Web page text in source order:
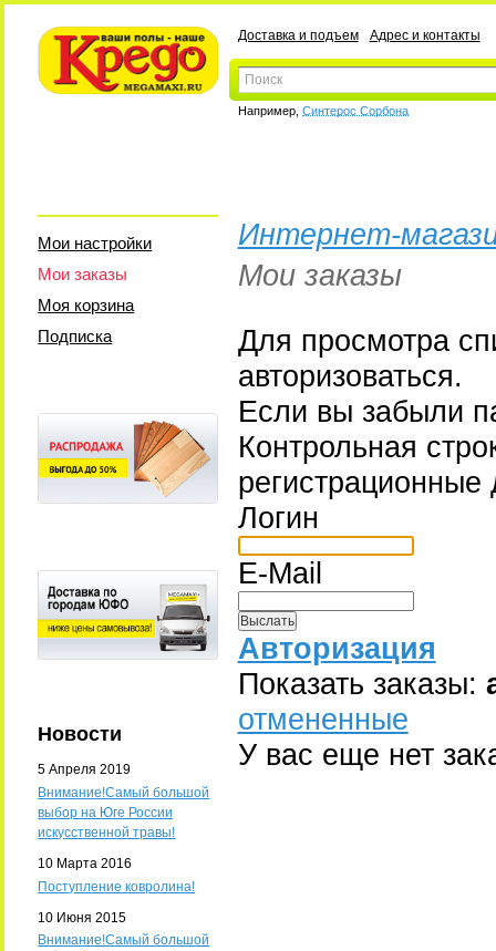
Доставка и подъем Адрес и контакты
Например, Синтерос Сорбона
Мои настройки
Мои заказы
Моя корзина
Подписка
Новости
5 Апреля 2019
Внимание!Самый большой
выбор на Юге России
искусственной травы!
10 Марта 2016
Поступление ковролина!
10 Июня 2015
Внимание!Самый большой
Интернет-
Мои заказы
Для просмотра
авторизоваться.
Если вы забыли
Контрольная
Логин
E-Mail
Авторизация
Показать заказы:
отмененные
У вас еще нет